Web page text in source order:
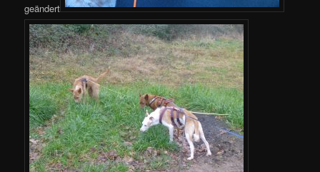
geändert